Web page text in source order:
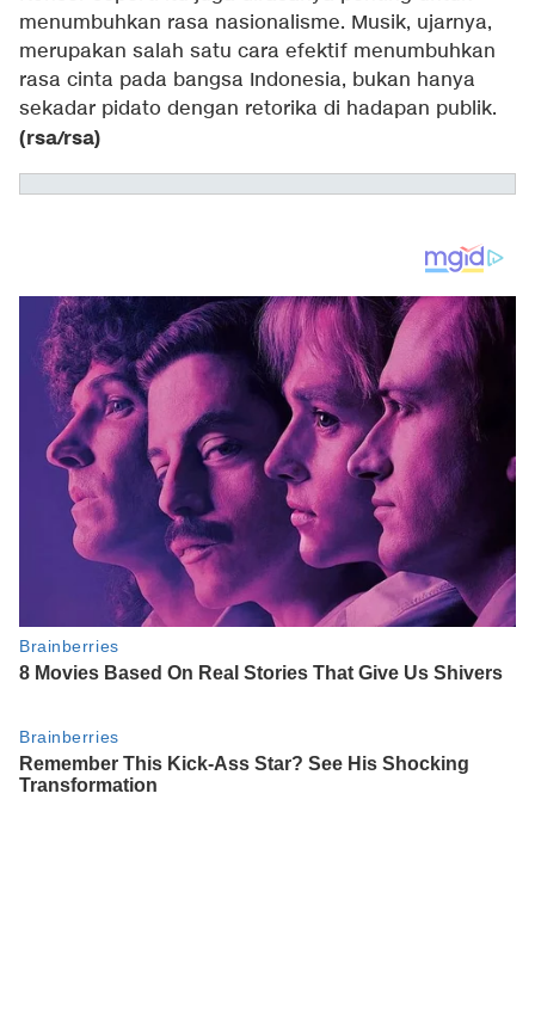
menumbuhkan rasa nasionalisme. Musik, ujarnya,
merupakan salah satu cara efektif menumbuhkan
rasa cinta pada bangsa Indonesia, bukan hanya
sekadar pidato dengan retorika di hadapan publik.
(rsa/rsa)